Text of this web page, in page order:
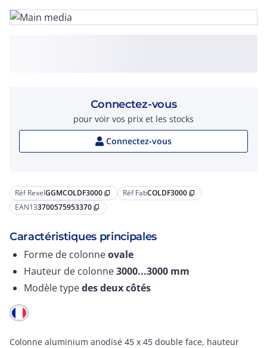
Réf RexelGGMCOLDF3000 content_copy Réf FabCOLDF3000 content_copy
EAN133700575953370 content_copy
Caractéristiques principales
Forme de colonneovale
Hauteur de colonne3000...3000 mm
Modèle typedes deux côtés
Colonne aluminium anodisé 45 x 45 double face, hauteur
Connectez-vous
pour voir vos prix et les stocks
Connectez-vous